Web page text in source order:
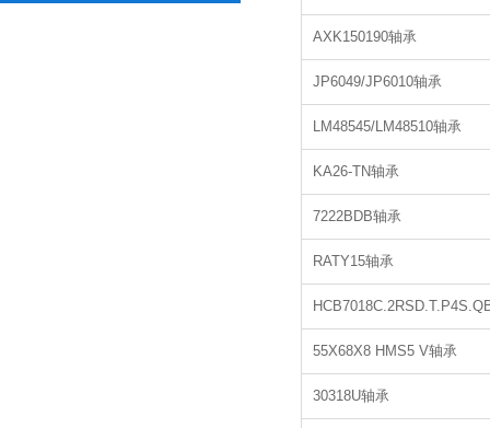
AXK150190轴承
JP6049/JP6010轴承
LM48545/LM48510轴承
KA26-TN轴承
7222BDB轴承
RATY15轴承
55X68X8 HMS5 V轴承
30318U轴承